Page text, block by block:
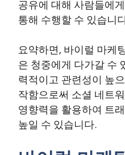
공유에 대해 사람들에
통해 수행할 수 있습니
요약하면, 바이럴 마케
은 청중에게 다가갈 수
력적이고 관련성이 높
작함으로써 소셜 네트
영향력을 활용하여 트
높일 수 있습니다.